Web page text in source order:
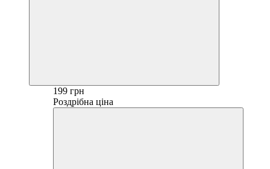
199 грн
Роздрібна ціна